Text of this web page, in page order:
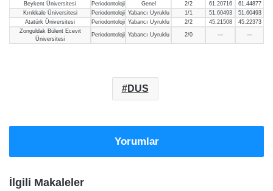
Beykent Üniversitesi Periodontoloji Genel 2/2 61.20716
61.44877
Kırıkkale Üniversitesi
Periodontoloji Yabancı Uyruklu 1/1 51.60493
51.60493
Atatürk Üniversitesi
Periodontoloji Yabancı Uyruklu 2/2 45.21508
45.22373
Zonguldak Bülent Ecevit
Üniversitesi
Periodontoloji Yabancı Uyruklu 2/0 — —
DUS
Yorumlar
İlgili Makaleler